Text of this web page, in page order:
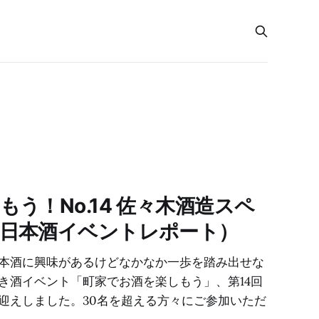
う！No.14 佐々木酒造スペ
本酒イベントレポート）
酒に興味があるけどなかなか一歩を踏み出せな
酒イベント「町家でお酒を楽しもう」、第14回
えしました。30名を超える方々にご参加いただ